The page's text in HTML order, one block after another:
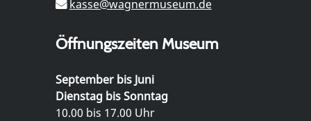
kasse@wagnermuseum.de
Öffnungszeiten Museum
September bis Juni
Dienstag bis Sonntag
10.00 bis 17.00 Uhr